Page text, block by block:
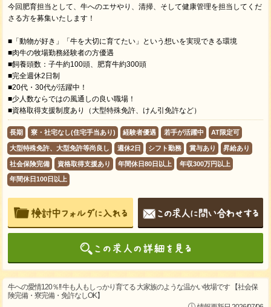
今回肥育担当として、牛へのエサやり、清掃、そして健康管理を担当してくだ
さる方を募集いたします！
■「動物が好き」「牛を大切に育てたい」という想いを実現できる環境
■肉牛の牧場勤務経験者の方優遇
■飼養頭数：子牛約100頭、肥育牛約300頭
■完全週休2日制
■20代・30代が活躍中！
■少人数ならではの風通しの良い職場！
■資格取得支援制度あり（大型特殊免許、けん引免許など）
長期 寮・社宅なし(住宅手当あり) 経験者優遇 若手が活躍中 AT限定可
大型特殊免許、大型免許等尚良し 週休2日 シフト勤務 賞与あり 昇給あり
社会保険完備 資格取得支援あり 年間休日80日以上 年収300万円以上
年間休日100日以上
牛への愛情120％!! 牛も人もしっかり育てる 大家族のような温かい牧場です 【社会保
険完備・寮完備・免許なしOK】